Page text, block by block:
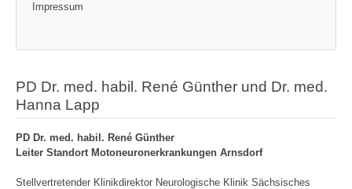
Impressum
PD Dr. med. habil. René Günther und Dr. med.
Hanna Lapp
PD Dr. med. habil. René Günther
Leiter Standort Motoneuronerkrankungen Arnsdorf
Stellvertretender Klinikdirektor Neurologische Klinik Sächsisches